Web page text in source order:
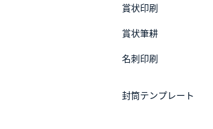
賞状印刷
賞状筆耕
名刺印刷
封筒テンプレート